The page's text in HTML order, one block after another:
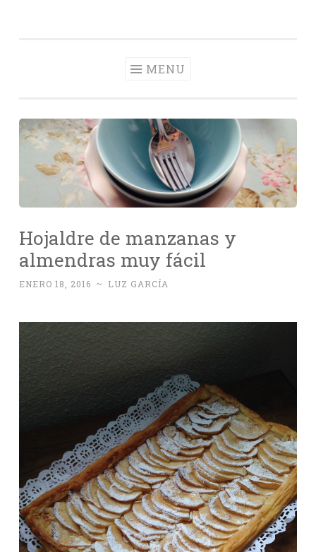
MENU
Hojaldre de manzanas y
almendras muy fácil
ENERO 18, 2016 ~ LUZ GARCÍA